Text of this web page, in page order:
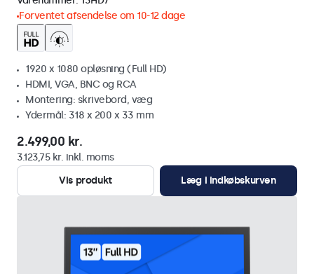
Forventet afsendelse om 10-12 dage
1920 x 1080 opløsning (Full HD)
HDMI, VGA, BNC og RCA
Montering: skrivebord, væg
Ydermål: 318 x 200 x 33 mm
2.499,00 kr.
3.123,75 kr. inkl. moms
Vis produkt
Læg i indkøbskurven